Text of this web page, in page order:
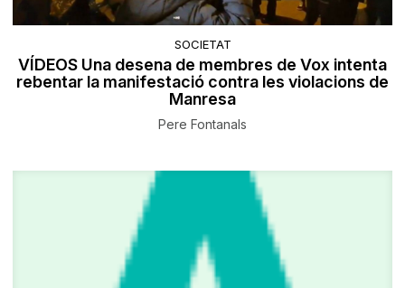
SOCIETAT
VÍDEOS Una desena de membres de Vox intenta
rebentar la manifestació contra les violacions de
Manresa
Pere Fontanals